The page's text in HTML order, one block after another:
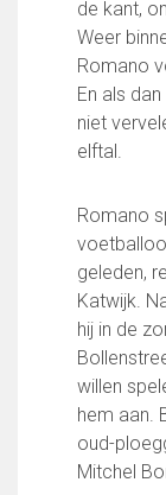
Partnerclub van
Zakelijk
LED-boarding
Sponsoren
Business Club 2.0
Steun bij
Support Casper
Dagbesteding ’s
De gezonde
Onze
Contact
de kant,
Weer
Romano
En als
niet
elftal.
Romano
geleden,
Katwijk.
hij in de
willen
hem aan.
oud-
Mitchel